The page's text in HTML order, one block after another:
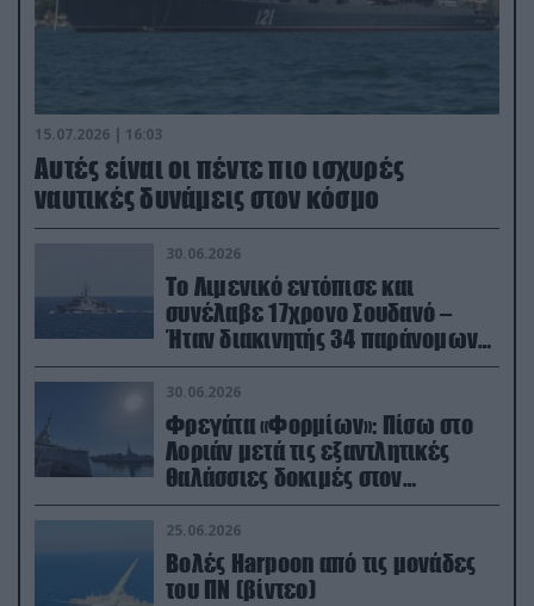
15.07.2026 | 16:03
Aυτές είναι οι πέντε πιο ισχυρές
ναυτικές δυνάμεις στον κόσμο
30.06.2026
Το Λιμενικό εντόπισε και
συνέλαβε 17χρονο Σουδανό –
Ήταν διακινητής 34 παράνομων
μεταναστών
30.06.2026
Φρεγάτα «Φορμίων»: Πίσω στο
Λοριάν μετά τις εξαντλητικές
θαλάσσιες δοκιμές στον
απαιτητικό Βισκαϊκό
25.06.2026
Βολές Harpoon από τις μονάδες
του ΠΝ (βίντεο)